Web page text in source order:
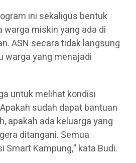
ini sekaligus bentuk
warga miskin yang ada di
ASN secara tidak langsung
warga yang menajadi
untuk melihat kondisi
sudah dapat bantuan
apakah ada keluarga yang
ditangani. Semua
Smart Kampung,” kata Budi.